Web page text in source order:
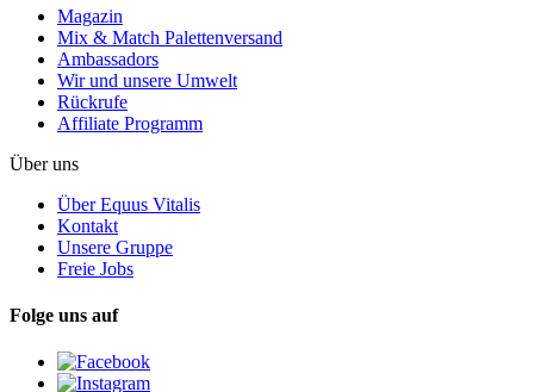
Magazin
Mix & Match Palettenversand
Ambassadors
Wir und unsere Umwelt
Rückrufe
Affiliate Programm
Über uns
Über Equus Vitalis
Kontakt
Unsere Gruppe
Freie Jobs
Folge uns auf